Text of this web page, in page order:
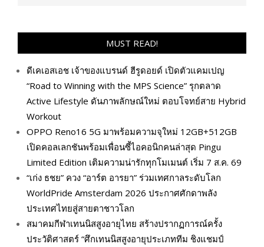
MUST READ!
ดีเคเอสเอช เจ้าของแบรนด์ ฮีรูดอยด์ เปิดตัวแคมเปญ
“Road to Winning with the MPS Science” รุกตลาด
Active Lifestyle ดันภาพลักษณ์ใหม่ ตอบโจทย์สาย Hybrid
Workout
OPPO Reno16 5G มาพร้อมความจุใหม่ 12GB+512GB
เปิดคอลเลกชันพร้อมเพื่อนซี้ไอคอนิกคนล่าสุด Pingu
Limited Edition เติมความน่ารักทุกโมเมนต์ เริ่ม 7 ส.ค. 69
“เก่ง ธชย” ควง “อาร์ต อารยา” ร่วมเทศกาลระดับโลก
WorldPride Amsterdam 2026 ประกาศศักดาพลัง
ประเทศไทยสู่สายตาชาวโลก
สมาคมกีฬาเทนนิสสูงอายุไทย สร้างปรากฏการณ์ครั้ง
ประวัติศาสตร์ “ศึกเทนนิสสูงอายุประเภททีม ชิงแชมป์